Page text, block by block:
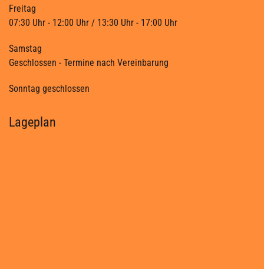
Freitag
07:30 Uhr - 12:00 Uhr / 13:30 Uhr - 17:00 Uhr
Samstag
Geschlossen - Termine nach Vereinbarung
Sonntag geschlossen
Lageplan